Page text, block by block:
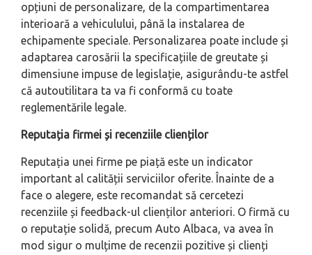
opțiuni de personalizare, de la compartimentarea
interioară a vehiculului, până la instalarea de
echipamente speciale. Personalizarea poate include și
adaptarea carosării la specificațiile de greutate și
dimensiune impuse de legislație, asigurându-te astfel
că autoutilitara ta va fi conformă cu toate
reglementările legale.
Reputația firmei și recenziile clienților
Reputația unei firme pe piață este un indicator
important al calității serviciilor oferite. Înainte de a
face o alegere, este recomandat să cercetezi
recenziile și feedback-ul clienților anteriori. O firmă cu
o reputație solidă, precum Auto Albaca, va avea în
mod sigur o mulțime de recenzii pozitive și clienți